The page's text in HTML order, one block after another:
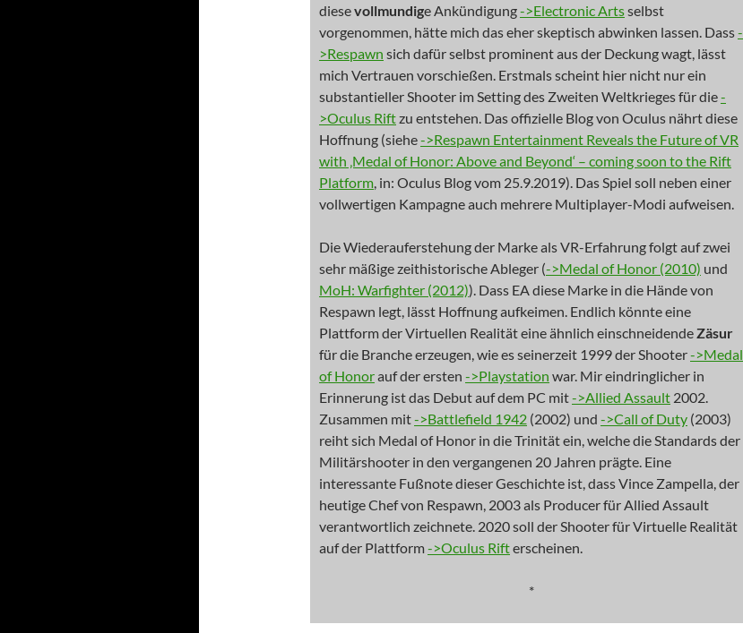
diesevollmundige Ankündigung->Electronic Artsselbst
vorgenommen, hätte mich das eher skeptisch abwinken lassen. Dass-
>Respawn sich dafür selbst prominent aus der Deckung wagt, lässt
mich Vertrauen vorschießen. Erstmals scheint hier nicht nur ein
substantieller Shooter im Setting des Zweiten Weltkrieges für die-
>Oculus Riftzu entstehen. Das offizielle Blog von Oculus nährt diese
Hoffnung (siehe->Respawn Entertainment Reveals the Future of VR
with ‚Medal of Honor: Above and Beyond‘ – coming soon to the Rift
Platform , in: Oculus Blog vom 25.9.2019). Das Spiel soll neben einer
vollwertigen Kampagne auch mehrere Multiplayer-Modi aufweisen.
Die Wiederauferstehung der Marke als VR-Erfahrung folgt auf zwei
sehr mäßige zeithistorische Ableger (->Medal of Honor (2010) und
MoH: Warfighter (2012)). Dass EA diese Marke in die Hände von
Respawn legt, lässt Hoffnung aufkeimen. Endlich könnte eine
Plattform der Virtuellen Realität eine ähnlich einschneidende Zäsur
für die Branche erzeugen, wie es seinerzeit 1999 der Shooter->Medal
of Honorauf der ersten ->Playstation war. Mir eindringlicher in
Erinnerung ist das Debut auf dem PC mit->Allied Assault 2002.
Zusammen mit->Battlefield 1942 (2002) und ->Call of Duty (2003)
reiht sich Medal of Honor in die Trinität ein, welche die Standards der
Militärshooter in den vergangenen 20 Jahren prägte. Eine
interessante Fußnote dieser Geschichte ist, dass Vince Zampella, der
heutige Chef von Respawn, 2003 als Producer für Allied Assault
verantwortlich zeichnete. 2020 soll der Shooter für Virtuelle Realität
auf der Plattform->Oculus Rifterscheinen.
*